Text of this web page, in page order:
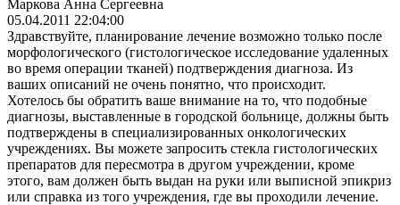
Маркова Анна Сергеевна
05.04.2011 22:04:00
Здравствуйте, планирование лечение возможно только после
морфологического (гистологическое исследование удаленных
во время операции тканей) подтверждения диагноза. Из
ваших описаний не очень понятно, что происходит.
Хотелось бы обратить ваше внимание на то, что подобные
диагнозы, выставленные в городской больнице, должны быть
подтверждены в специализированных онкологических
учреждениях. Вы можете запросить стекла гистологических
препаратов для пересмотра в другом учреждении, кроме
этого, вам должен быть выдан на руки или выписной эпикриз
или справка из того учреждения, где вы проходили лечение.